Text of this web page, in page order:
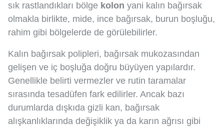
sık rastlandıkları bölge kolon yani kalın bağırsak
olmakla birlikte, mide, ince bağırsak, burun boşluğu,
rahim gibi bölgelerde de görülebilirler.
Kalın bağırsak polipleri, bağırsak mukozasından
gelişen ve iç boşluğa doğru büyüyen yapılardır.
Genellikle belirti vermezler ve rutin taramalar
sırasında tesadüfen fark edilirler. Ancak bazı
durumlarda dışkıda gizli kan, bağırsak
alışkanlıklarında değişiklik ya da karın ağrısı gibi